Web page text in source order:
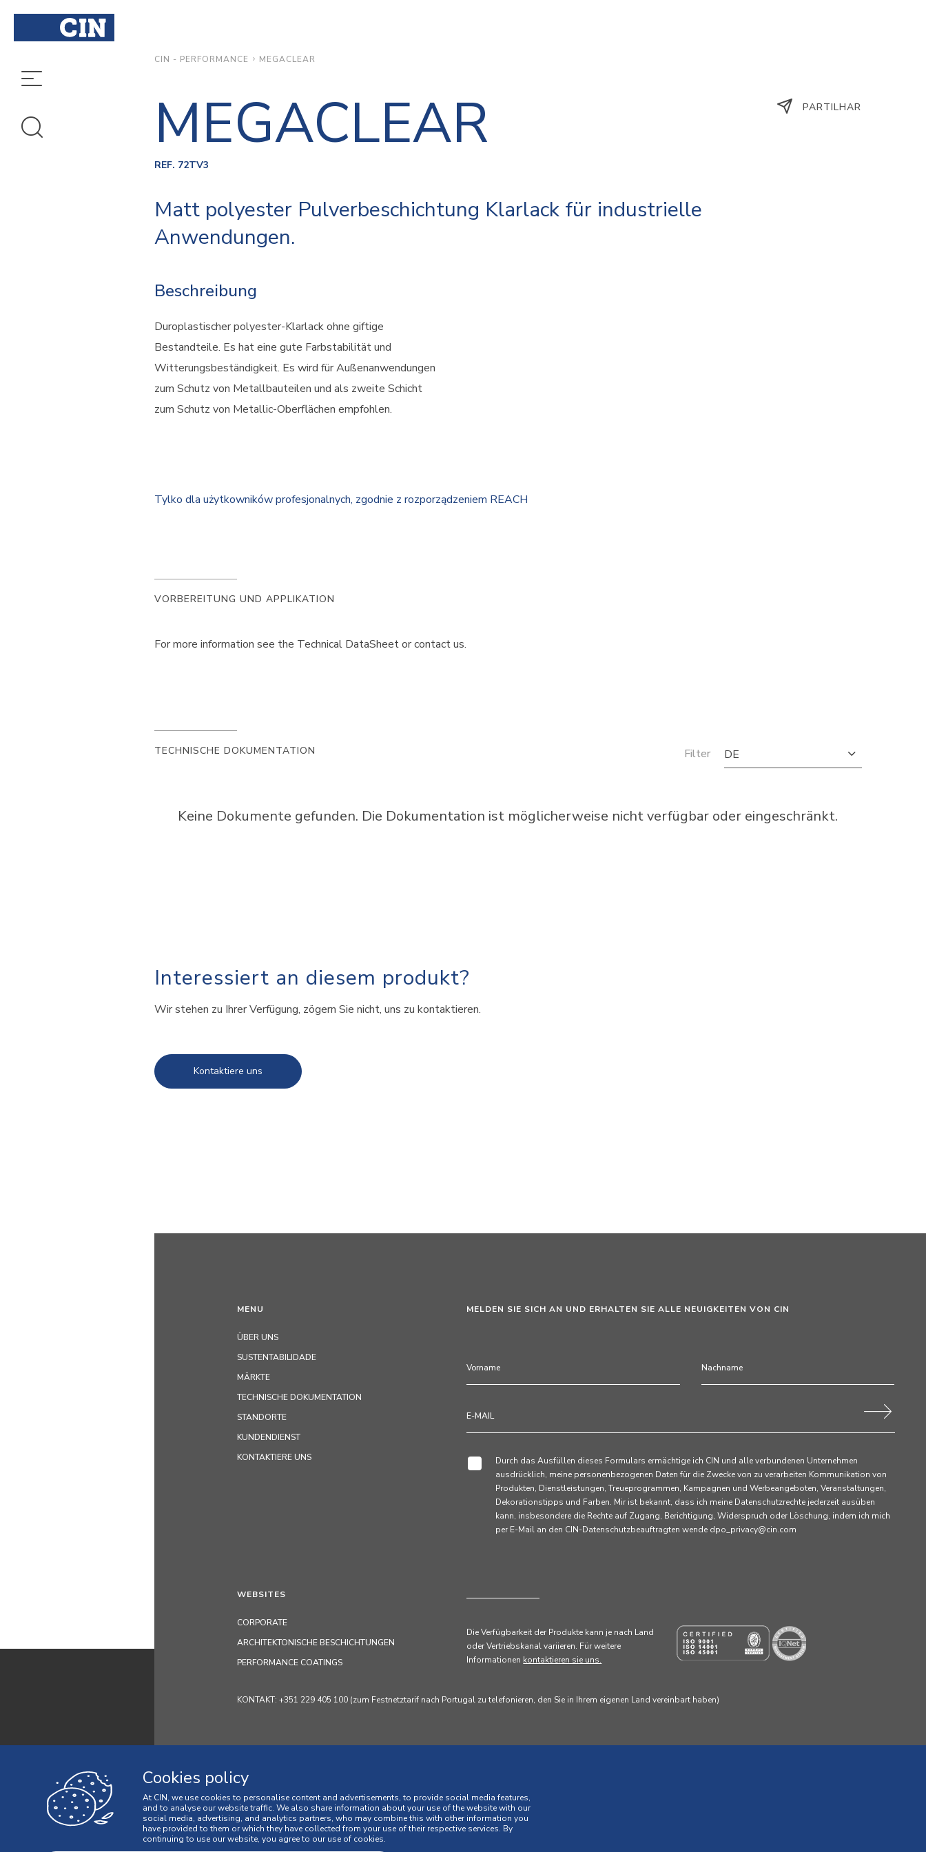
CIN - PERFORMANCE MEGACLEAR
MEGACLEAR
REF. 72TV3
Matt polyester Pulverbeschichtung Klarlack für industrielle
Anwendungen.
Beschreibung
Duroplastischer polyester-Klarlack ohne giftige
Bestandteile. Es hat eine gute Farbstabilität und
Witterungsbeständigkeit. Es wird für Außenanwendungen
zum Schutz von Metallbauteilen und als zweite Schicht
zum Schutz von Metallic-Oberflächen empfohlen.
PARTILHAR
Tylko dla użytkowników profesjonalnych, zgodnie z rozporządzeniem REACH
VORBEREITUNG UND APPLIKATION
For more information see the Technical DataSheet or contact us.
TECHNISCHE DOKUMENTATION Filter DE
Keine Dokumente gefunden. Die Dokumentation ist möglicherweise nicht verfügbar oder eingeschränkt.
Interessiert an diesem produkt?
Wir stehen zu Ihrer Verfügung, zögern Sie nicht, uns zu kontaktieren.
Kontaktiere uns
MENU
ÜBER UNS
SUSTENTABILIDADE
MÄRKTE
TECHNISCHE DOKUMENTATION
STANDORTE
KUNDENDIENST
KONTAKTIERE UNS
MELDEN SIE SICH AN UND ERHALTEN SIE ALLE NEUIGKEITEN VON CIN
Durch das Ausfüllen dieses Formulars ermächtige ich CIN und alle verbundenen Unternehmen
ausdrücklich, meine personenbezogenen Daten für die Zwecke von zu verarbeiten Kommunikation von
Produkten, Dienstleistungen, Treueprogrammen, Kampagnen und Werbeangeboten, Veranstaltungen,
Dekorationstipps und Farben. Mir ist bekannt, dass ich meine Datenschutzrechte jederzeit ausüben
kann, insbesondere die Rechte auf Zugang, Berichtigung, Widerspruch oder Löschung, indem ich mich
per E-Mail an den CIN-Datenschutzbeauftragten wende dpo_privacy@cin.com
WEBSITES
CORPORATE
ARCHITEKTONISCHE BESCHICHTUNGEN
PERFORMANCE COATINGS
Die Verfügbarkeit der Produkte kann je nach Land
oder Vertriebskanal variieren. Für weitere
Informationen kontaktieren sie uns.
KONTAKT: +351 229 405 100 (zum Festnetztarif nach Portugal zu telefonieren, den Sie in Ihrem eigenen Land vereinbart haben)
Datenschutz-Bestimmungen Cookie-Richtlinie
Cookies policy
At CIN, we use cookies to personalise content and advertisements, to provide social media features,
and to analyse our website traffic. We also share information about your use of the website with our
social media, advertising, and analytics partners, who may combine this with other information you
have provided to them or which they have collected from your use of their respective services. By
continuing to use our website, you agree to our use of cookies.